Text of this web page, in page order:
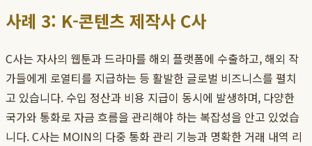
사례 3: K-콘텐츠 제작사 C사
C사는 자사의 웹툰과 드라마를 해외 플랫폼에 수출하고, 해외 작
가들에게 로열티를 지급하는 등 활발한 글로벌 비즈니스를 펼치
고 있습니다. 수입 정산과 비용 지급이 동시에 발생하며, 다양한
국가와 통화로 자금 흐름을 관리해야 하는 복잡성을 안고 있었습
니다. C사는 MOIN의 다중 통화 관리 기능과 명확한 거래 내역 리